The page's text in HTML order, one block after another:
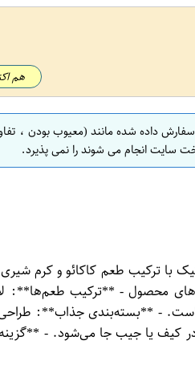
هم
داده شده مانند (معیوب بودن ،
سایت انجام می شوند را نمی پذیرد.
است. این کیک با ترکیب طعم
محصول - **ترکیب طعم‌ها**:
یا همراهی با نوشیدنی‌های گرم است. -
در کیف یا جیب جا می‌شود. -